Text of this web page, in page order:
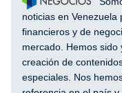
noticias en
financieros y de
mercado. Hemos
creación de
especiales. Nos